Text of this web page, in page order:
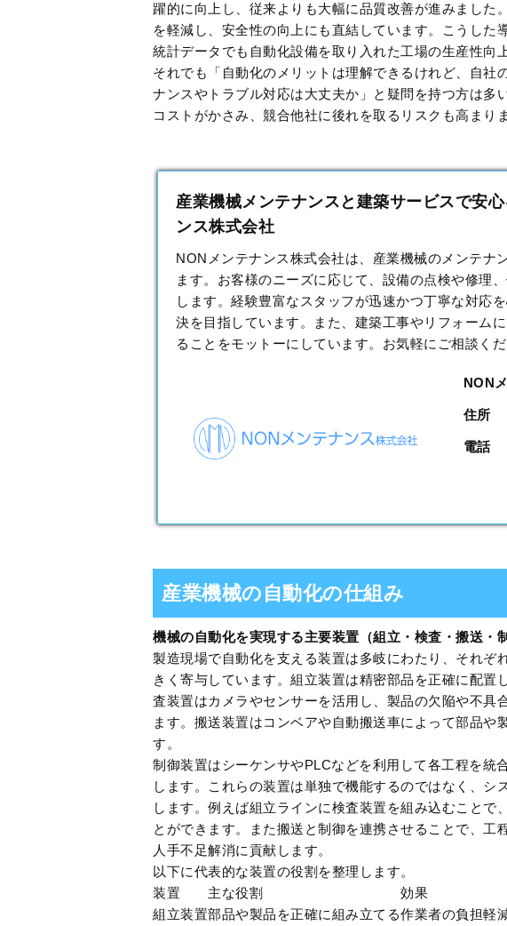
躍的に向上し、従来よりも大幅に品質改善が進みました
を軽減し、安全性の向上にも直結しています。こうした
統計データでも自動化設備を取り入れた工場の生産性向
それでも「自動化のメリットは理解できるけれど、自社
ナンスやトラブル対応は大丈夫か」と疑問を持つ方は多
コストがかさみ、競合他社に後れを取るリスクも高まりま
産業機械メンテナンスと建築サービスで安
ンス株式会社
NONメンテナンス株式会社は、産業機械のメンテナ
ます。お客様のニーズに応じて、設備の点検や修理
します。経験豊富なスタッフが迅速かつ丁寧な対応
決を目指しています。また、建築工事やリフォーム
ることをモットーにしています。お気軽にご相談くだ
NON
住所
電話
産業機械の自動化の仕組み
機械の自動化を実現する主要装置（組立・検査・搬送・制
製造現場で自動化を支える装置は多岐にわたり、それぞ
きく寄与しています。組立装置は精密部品を正確に配置
査装置はカメラやセンサーを活用し、製品の欠陥や不具
ます。搬送装置はコンベアや自動搬送車によって部品や
す。
制御装置はシーケンサやPLCなどを利用して各工程を統
します。これらの装置は単独で機能するのではなく、シ
します。例えば組立ラインに検査装置を組み込むことで
とができます。また搬送と制御を連携させることで、工
人手不足解消に貢献します。
以下に代表的な装置の役割を整理します。
装置
主な役割
効果
組立装置部品や製品を正確に組み立てる作業者の負担軽